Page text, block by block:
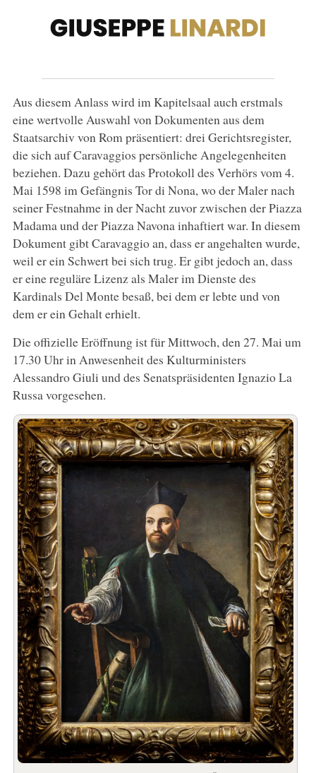
Aus diesem Anlass wird im Kapitelsaal auch erstmals
eine wertvolle Auswahl von Dokumenten aus dem
Staatsarchiv von Rom präsentiert: drei Gerichtsregister,
die sich auf Caravaggios persönliche Angelegenheiten
beziehen. Dazu gehört das Protokoll des Verhörs vom 4.
Mai 1598 im Gefängnis Tor di Nona, wo der Maler nach
seiner Festnahme in der Nacht zuvor zwischen der Piazza
Madama und der Piazza Navona inhaftiert war. In diesem
Dokument gibt Caravaggio an, dass er angehalten wurde,
weil er ein Schwert bei sich trug. Er gibt jedoch an, dass
er eine reguläre Lizenz als Maler im Dienste des
Kardinals Del Monte besaß, bei dem er lebte und von
dem er ein Gehalt erhielt.
Die offizielle Eröffnung ist für Mittwoch, den 27. Mai um
17.30 Uhr in Anwesenheit des Kulturministers
Alessandro Giuli und des Senatspräsidenten Ignazio La
Russa vorgesehen.